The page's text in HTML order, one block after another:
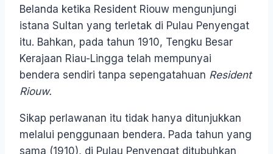
Belanda ketika Resident Riouw mengunjungi
istana Sultan yang terletak di Pulau Penyengat
itu. Bahkan, pada tahun 1910, Tengku Besar
Kerajaan Riau-Lingga telah mempunyai
bendera sendiri tanpa sepengatahuan Resident
Riouw.
Sikap perlawanan itu tidak hanya ditunjukkan
melalui penggunaan bendera. Pada tahun yang
sama (1910), di Pulau Penyengat ditubuhkan